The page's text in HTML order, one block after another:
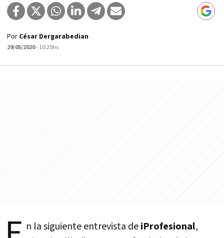
Por César Dergarabedian
29/05/2020- 10:25hs
n la siguiente entrevista deiProfesional,